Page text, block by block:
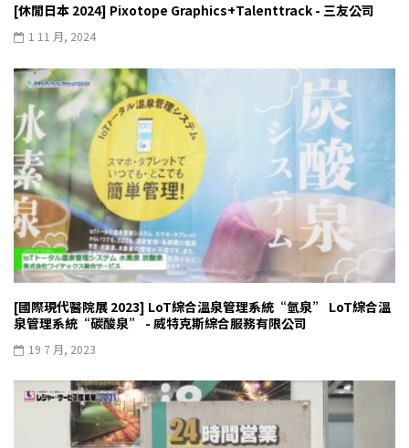
[休閒日本 2024] Pixotope Graphics+Talenttrack - 三友公司
1 11 月, 2024
[國際現代醫院展 2023] LoT綜合溫泉管理系統“氫泉” LoT綜合溫
泉管理系統“碳酸泉” - 威特克斯綜合服務有限公司
19 7 月, 2023